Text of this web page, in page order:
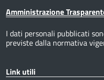
Amministrazione
I dati personali pubblicati
previste dalla normativa
Link utili